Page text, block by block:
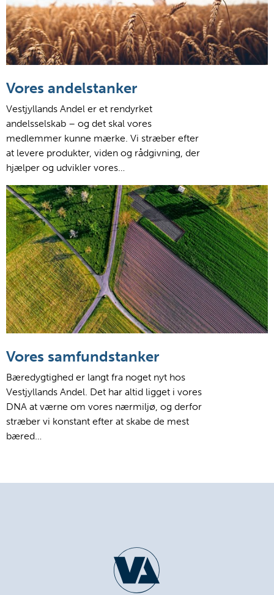
Vores andelstanker
Vestjyllands Andel er et rendyrket
andelsselskab – og det skal vores
medlemmer kunne mærke. Vi stræber efter
at levere produkter, viden og rådgivning, der
hjælper og udvikler vores…
Vores samfundstanker
Bæredygtighed er langt fra noget nyt hos
Vestjyllands Andel. Det har altid ligget i vores
DNA at værne om vores nærmiljø, og derfor
stræber vi konstant efter at skabe de mest
bæred…